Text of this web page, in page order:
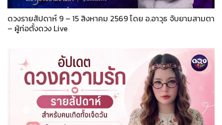
ดวงรายสัปดาห์ 9 – 15 สิงหาคม 2569 โดย อ.อาวุธ จับยามสามตา
– ผู้ก่อตั้งดวง Live